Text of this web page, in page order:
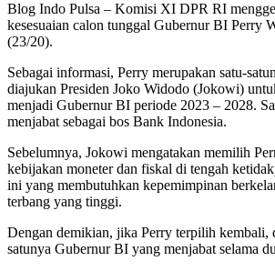
Blog Indo Pulsa – Komisi XI DPR RI
kesesuaian calon tunggal Gubernur BI Perry
(23/20).
Sebagai informasi, Perry merupakan satu-
diajukan Presiden Joko Widodo (Jokowi)
menjadi Gubernur BI periode 2023 – 2028.
menjabat sebagai bos Bank Indonesia.
Sebelumnya, Jokowi mengatakan memilih
kebijakan moneter dan fiskal di tengah
ini yang membutuhkan kepemimpinan
terbang yang tinggi.
Dengan demikian, jika Perry terpilih kembali,
satunya Gubernur BI yang menjabat selama